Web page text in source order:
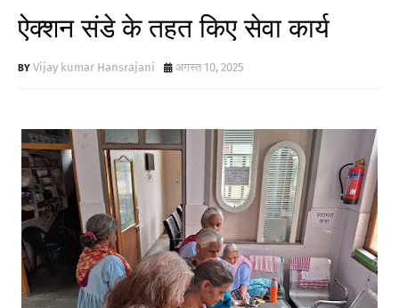
ऐक्शन संडे के तहत किए सेवा कार्य
Vijay kumar Hansrajani अगस्त 10, 2025